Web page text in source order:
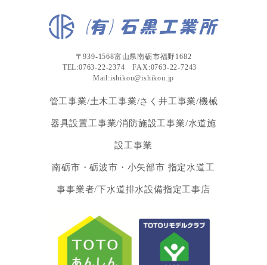
〒939-1568富山県南砺市福野1682
TEL:0763-22-2374 FAX:0763-22-7243
Mail:ishikou@ishikou.jp
管工事業/土木工事業/さく井工事業/機械
器具設置工事業/消防施設工事業/水道施
設工事業
南砺市・砺波市・小矢部市 指定水道工
事事業者/下水道排水設備指定工事店